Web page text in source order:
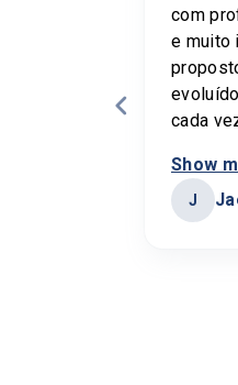
com
e muito
cada
Show
J